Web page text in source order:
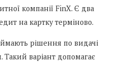
компанії FinX. Є два
на картку терміново.
рішення по видачі
варіант допомагає